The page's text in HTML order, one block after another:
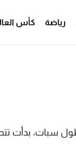
رياضة كأس
سبات، بدأت